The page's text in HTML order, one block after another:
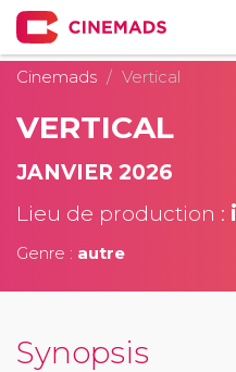
Cinemads
Vertical
VERTICAL
JANVIER 2026
Lieu de production :
Genre : autre
Synopsis